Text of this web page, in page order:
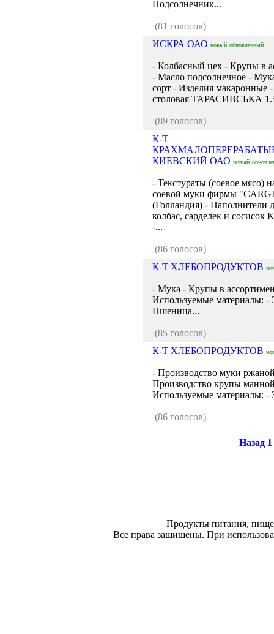
Подсолнечник...
(81 голосов)
ИСКРА ОАО новый обновленный
- Колбасный цех - Крупы в
- Масло подсолнечное -
сорт - Изделия макаронные
столовая ТАРАСИВСЬКА
(89 голосов)
К-Т
КИЕВСКИЙ ОАО новый
- Текстураты (соевое мясо)
соевой муки фирмы
(Голландия) - Наполнители
колбас, сарделек и сосисок
-...
(86 голосов)
К-Т ХЛЕБОПРОДУКТОВ
- Мука - Крупы в
Используемые материалы: -
Пшеница...
(85 голосов)
К-Т ХЛЕБОПРОДУКТОВ
- Производство муки
Производство крупы
Используемые материалы: -
(86 голосов)
Назад 1
Продукты питания,
Все права защищены. При